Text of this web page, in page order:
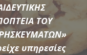
προτάσεις της
που διαθέτει η
τις ξεχωριστές
ΤΟΥ
υπηρεσίες